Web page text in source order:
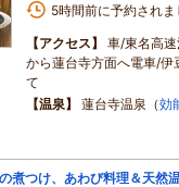
5時間前に予約されま
【アクセス】
車/東名高
から蓮台寺方面へ電車/伊
て
【温泉】 蓮台寺温泉（効
煮つけ、あわび料理＆天然